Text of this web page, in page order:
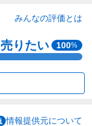
みんなの評価とは
売りたい 100%
情報提供元について